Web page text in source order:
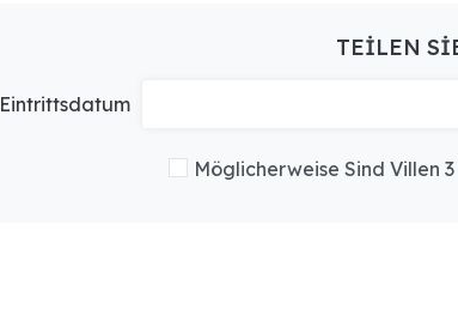
TEILEN
Eintrittsdatum
Möglicherweise Sind Villen